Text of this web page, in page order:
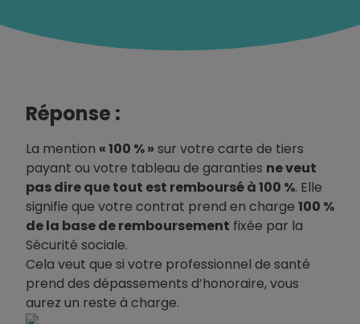
Réponse :
La mention « 100 % » sur votre carte de tiers
payant ou votre tableau de garanties ne veut
pas dire que tout est remboursé à 100 %. Elle
signifie que votre contrat prend en charge 100 %
de la base de remboursement fixée par la
Sécurité sociale.
Cela veut que si votre professionnel de santé
prend des dépassements d’honoraire, vous
aurez un reste à charge.